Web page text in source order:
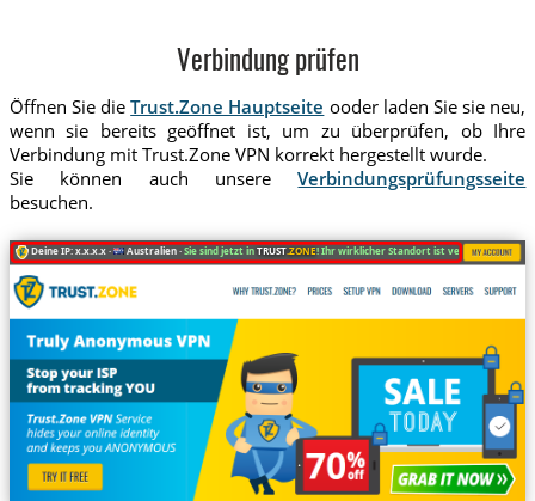
Verbindung prüfen
Öffnen Sie dieTrust.Zone Hauptseite ooder laden Sie sie neu,
wenn sie bereits geöffnet ist, um zu überprüfen, ob Ihre
Verbindung mit Trust.Zone VPN korrekt hergestellt wurde.
Sie können auch unsereVerbindungsprüfungsseite
besuchen.
Deine IP: x.x.x.x · Australien ·Sie sind jetzt inTRUST.ZONE! Ihr wirklicher Standort ist versteckt!